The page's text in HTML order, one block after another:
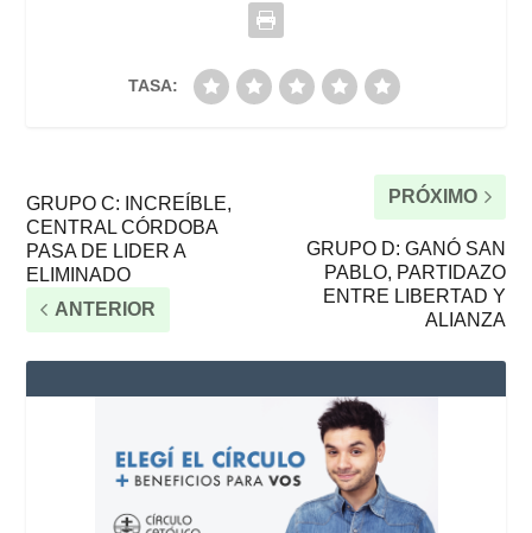
TASA:
GRUPO C: INCREÍBLE,
CENTRAL CÓRDOBA
PASA DE LIDER A
ELIMINADO
ANTERIOR
PRÓXIMO
GRUPO D: GANÓ SAN
PABLO, PARTIDAZO
ENTRE LIBERTAD Y
ALIANZA